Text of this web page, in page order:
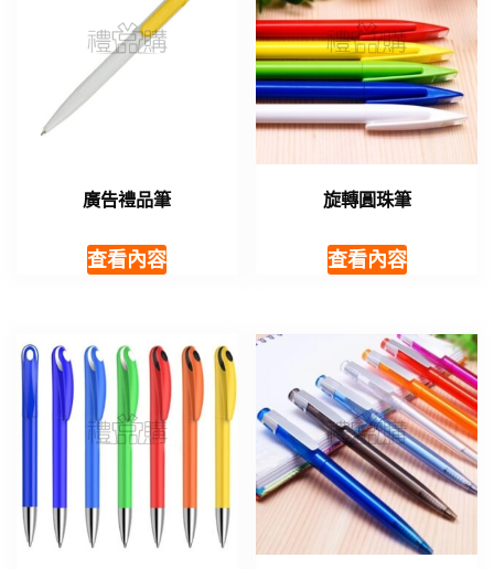
廣告禮品筆
查看內容
旋轉圓珠筆
查看內容